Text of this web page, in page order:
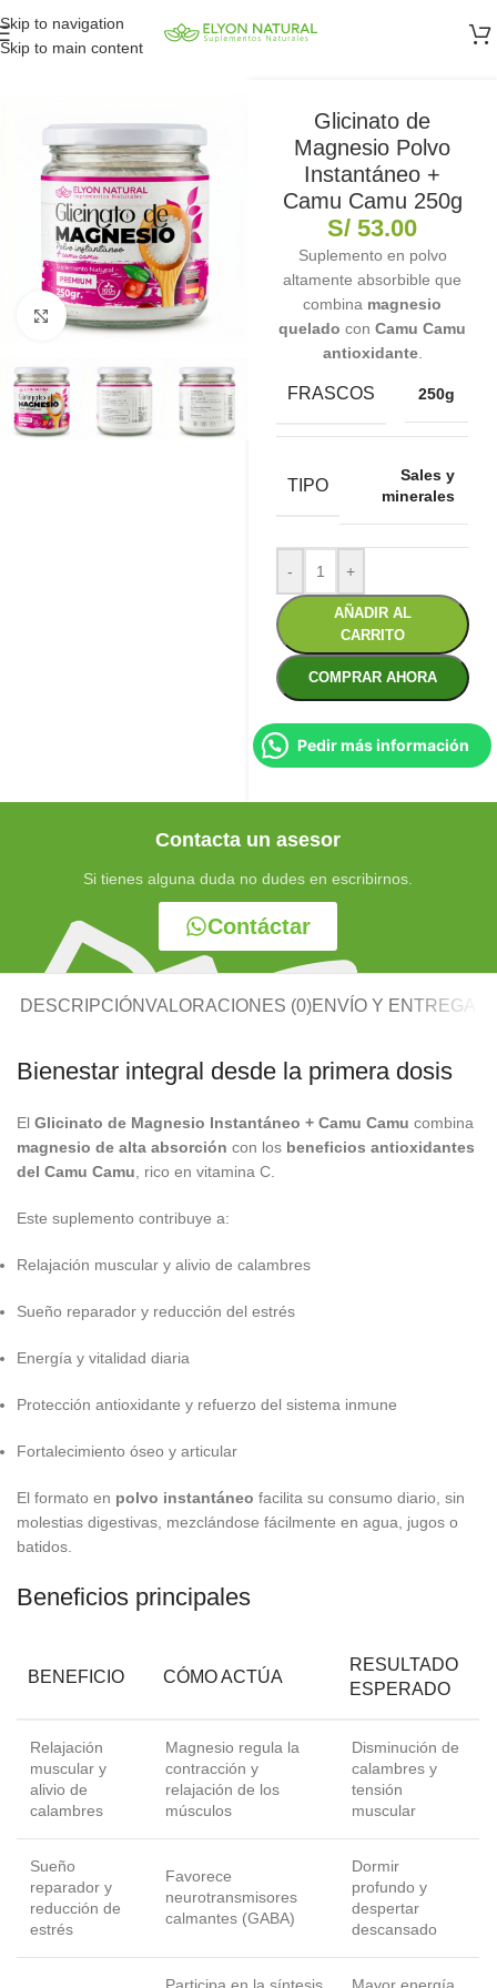
Skip to navigation
Skip to main content
Clic para ampliar
Glicinato de
Magnesio Polvo
Instantáneo +
Camu Camu 250g
S/ 53.00
Suplemento en polvo
altamente absorbible que
combina magnesio
quelado conCamu Camu
antioxidante.
FRASCOS 250g
TIPO
Sales y
minerales
- +
AÑADIR AL
CARRITO
COMPRAR AHORA
Pedir más información
Contáctar
Contacta un asesor
Si tienes alguna duda no dudes en escribirnos.
DESCRIPCIÓNVALORACIONES (0)ENVÍO Y ENTREGA
Bienestar integral desde la primera dosis
El Glicinato de Magnesio Instantáneo + Camu Camu combina
magnesio de alta absorción con los beneficios antioxidantes
del Camu Camu , rico en vitamina C.
Este suplemento contribuye a:
Relajación muscular y alivio de calambres
Sueño reparador y reducción del estrés
Energía y vitalidad diaria
Protección antioxidante y refuerzo del sistema inmune
Fortalecimiento óseo y articular
El formato en polvo instantáneo facilita su consumo diario, sin
molestias digestivas, mezclándose fácilmente en agua, jugos o
batidos.
Beneficios principales
BENEFICIO CÓMO ACTÚA
RESULTADO
ESPERADO
Relajación
muscular y
alivio de
calambres
Magnesio regula la
contracción y
relajación de los
músculos
Disminución de
calambres y
tensión
muscular
Sueño
reparador y
reducción de
estrés
Favorece
neurotransmisores
calmantes (GABA)
Dormir
profundo y
despertar
descansado